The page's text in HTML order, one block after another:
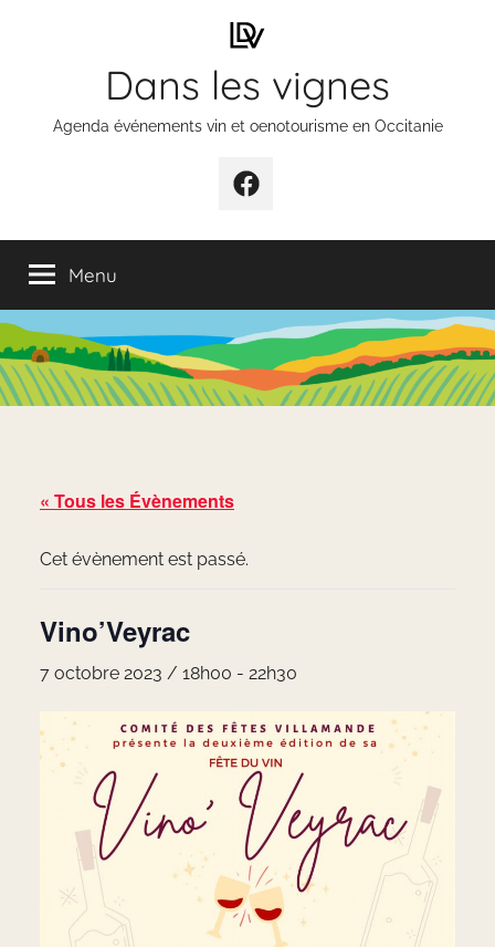
Dans les vignes
Agenda événements vin et oenotourisme en Occitanie
Élément
menu
Menu
« Tous les Évènements
Cet évènement est passé.
Vino’Veyrac
7 octobre 2023 / 18h00 - 22h30